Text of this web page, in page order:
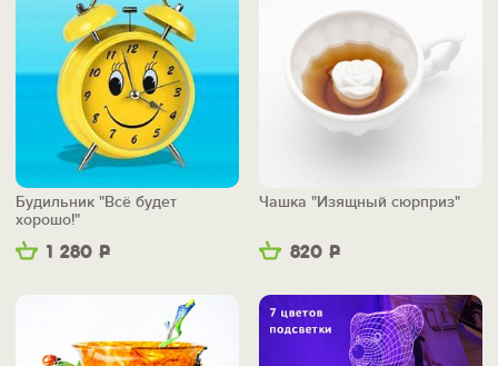
1 280 Р
Будильник "Всё будет
хорошо!"
820 Р
Чашка "Изящный сюрприз"